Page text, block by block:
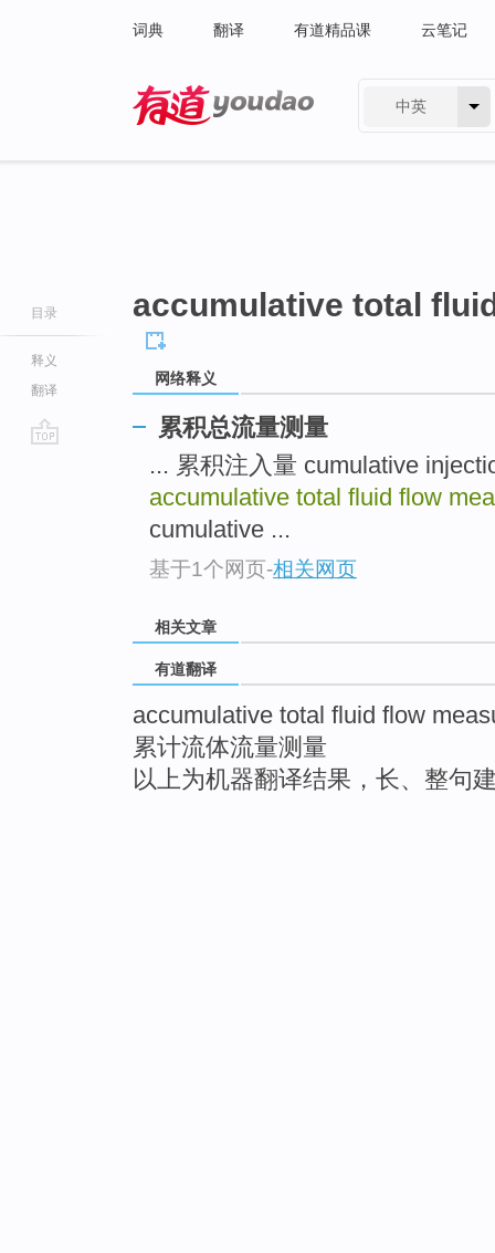
词典 翻译 有道精品课 云笔记
中英
目录
释义
翻译
accumulative total
网络释义
累积总流量测量
... 累积注入量 cumulative
accumulative total fluid flow
cumulative ...
基于1个网页-相关网页
相关文章
有道翻译
accumulative total fluid flow
累计流体流量测量
以上为机器翻译结果，长、整句